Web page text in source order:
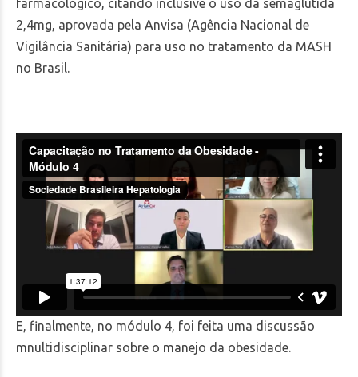
2,4mg, aprovada pela Anvisa (Agência Nacional de
Vigilância Sanitária) para uso no tratamento da MASH
no Brasil.
E, finalmente, no módulo 4, foi feita uma discussão
mnultidisciplinar sobre o manejo da obesidade.